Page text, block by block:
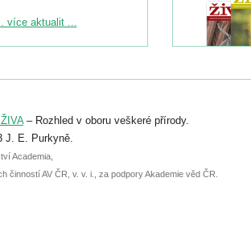
ke konferenci
můžete do 6. září.
přednášky nebo
června.
více aktualit ...
– Rozhled v oboru veškeré přírody.
J. E. Purkyně.
Academia,
činností AV ČR, v. v. i., za podpory Akademie věd ČR.